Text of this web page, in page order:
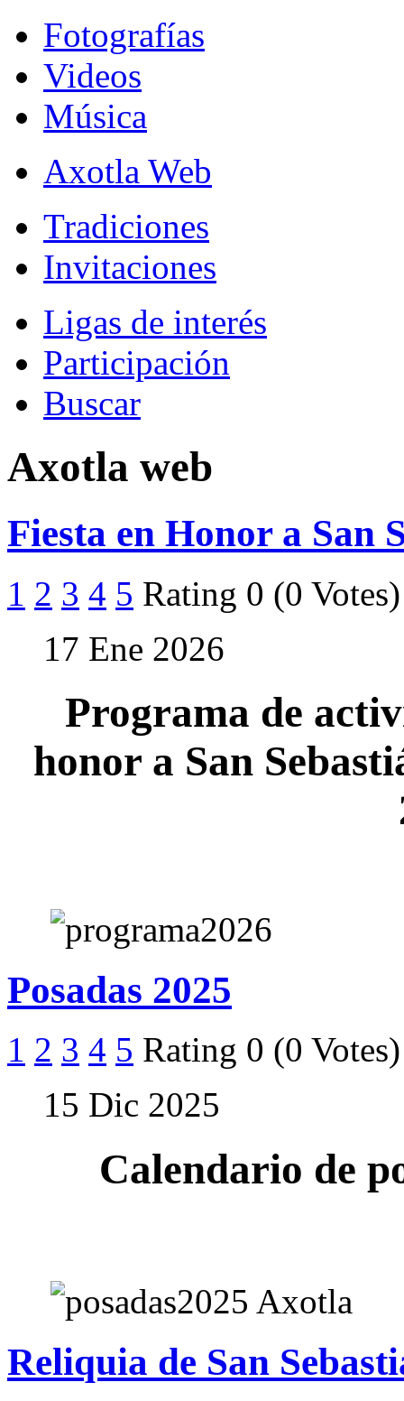
Fotografías
Videos
Música
Axotla Web
Tradiciones
Invitaciones
Ligas de interés
Participación
Buscar
Axotla web
Fiesta en Honor a San
1 2 3 4 5 Rating 0 (0 Votes)
17 Ene 2026
Programa de
honor a San
Posadas 2025
1 2 3 4 5 Rating 0 (0 Votes)
15 Dic 2025
Calendario de
Reliquia de San